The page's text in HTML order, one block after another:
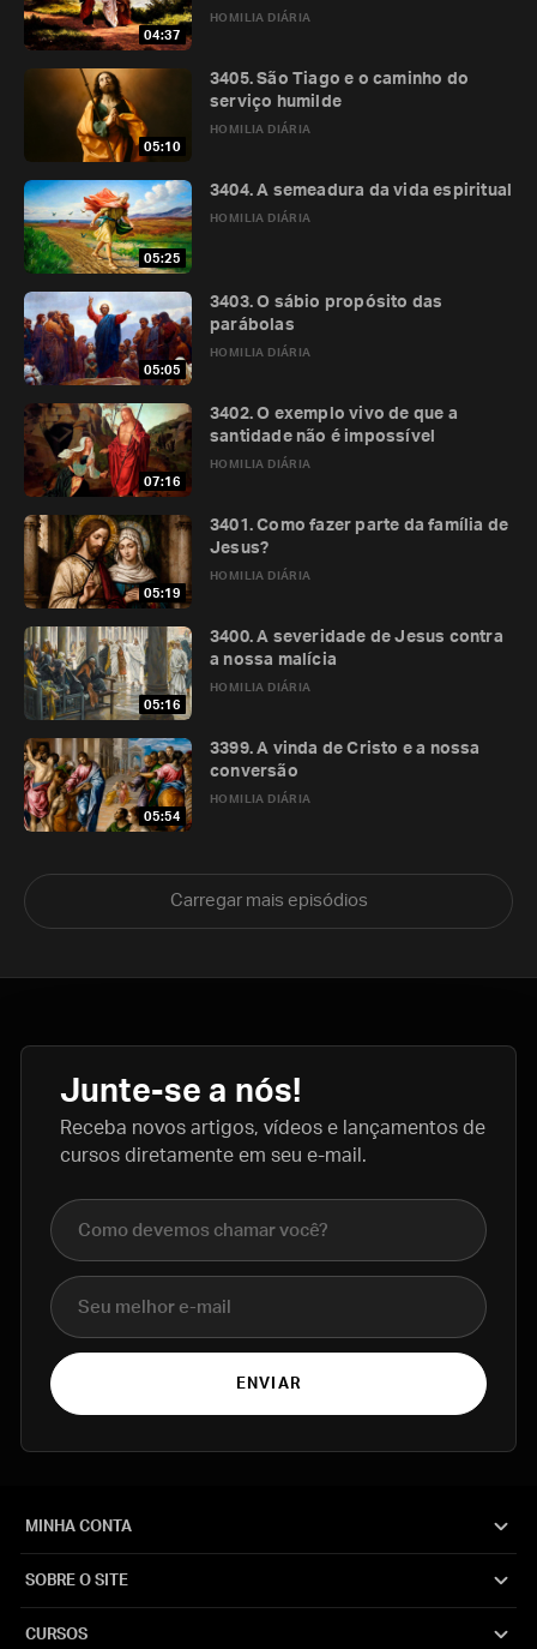
04:37
HOMILIA DIÁRIA
05:10
HOMILIA DIÁRIA
3405. São Tiago e o caminho do
serviço humilde
05:25
HOMILIA DIÁRIA
3404. A semeadura da vida espiritual
05:05
HOMILIA DIÁRIA
3403. O sábio propósito das
parábolas
07:16
HOMILIA DIÁRIA
3402. O exemplo vivo de que a
santidade não é impossível
05:19
HOMILIA DIÁRIA
3401. Como fazer parte da família de
Jesus?
05:16
HOMILIA DIÁRIA
3400. A severidade de Jesus contra
a nossa malícia
05:54
HOMILIA DIÁRIA
3399. A vinda de Cristo e a nossa
conversão
Carregar mais episódios
Junte-se a nós!
Receba novos artigos, vídeos e lançamentos de
cursos diretamente em seu e-mail.
Nome completo
E-mail
ENVIAR
MINHA CONTA
SOBRE O SITE
CURSOS